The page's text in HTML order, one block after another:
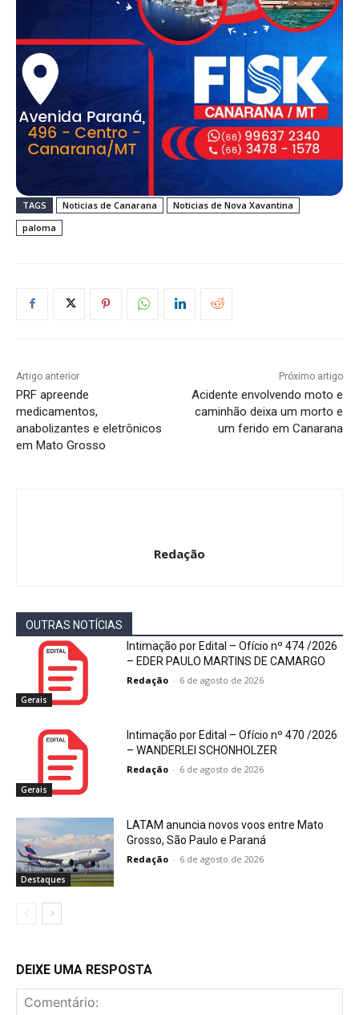
TAGS Noticias de Canarana
Noticias de Nova Xavantina
paloma
Artigo anterior
PRF apreende
medicamentos,
anabolizantes e eletrônicos
em Mato Grosso
Próximo artigo
Acidente envolvendo moto e
caminhão deixa um morto e
um ferido em Canarana
Redação
OUTRAS NOTÍCIAS
Gerais
Intimação por Edital – Ofício nº 474 /2026
– EDER PAULO MARTINS DE CAMARGO
Redação - 6 de agosto de 2026
Gerais
Intimação por Edital – Ofício nº 470 /2026
– WANDERLEI SCHONHOLZER
Redação - 6 de agosto de 2026
Destaques
LATAM anuncia novos voos entre Mato
Grosso, São Paulo e Paraná
Redação - 6 de agosto de 2026
DEIXE UMA RESPOSTA